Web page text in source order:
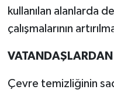
kullanılan alanlarda
çalışmalarının
VATANDAŞLARDAN
Çevre temizliğinin